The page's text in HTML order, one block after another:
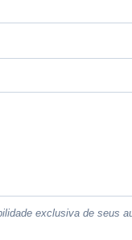
exclusiva de seus